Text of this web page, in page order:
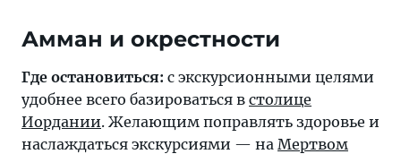
Амман и окрестности
Где остановиться: с экскурсионными целями
удобнее всего базироваться в столице
Иордании. Желающим поправлять здоровье и
наслаждаться экскурсиями — на Мертвом